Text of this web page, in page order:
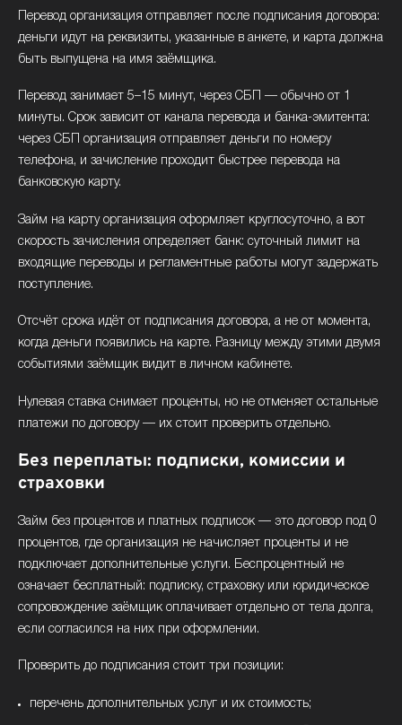
Перевод организация отправляет после подписания договора:
деньги идут на реквизиты, указанные в анкете, и карта должна
быть выпущена на имя заёмщика.
Перевод занимает 5–15 минут, через СБП — обычно от 1
минуты. Срок зависит от канала перевода и банка-эмитента:
через СБП организация отправляет деньги по номеру
телефона, и зачисление проходит быстрее перевода на
банковскую карту.
Займ на карту организация оформляет круглосуточно, а вот
скорость зачисления определяет банк: суточный лимит на
входящие переводы и регламентные работы могут задержать
поступление.
Отсчёт срока идёт от подписания договора, а не от момента,
когда деньги появились на карте. Разницу между этими двумя
событиями заёмщик видит в личном кабинете.
Нулевая ставка снимает проценты, но не отменяет остальные
платежи по договору — их стоит проверить отдельно.
Без переплаты: подписки, комиссии и
страховки
Займ без процентов и платных подписок — это договор под 0
процентов, где организация не начисляет проценты и не
подключает дополнительные услуги. Беспроцентный не
означает бесплатный: подписку, страховку или юридическое
сопровождение заёмщик оплачивает отдельно от тела долга,
если согласился на них при оформлении.
Проверить до подписания стоит три позиции:
перечень дополнительных услуг и их стоимость;